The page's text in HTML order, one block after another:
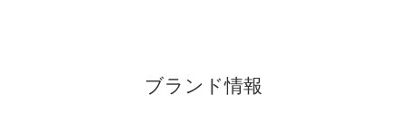
ブランド情報